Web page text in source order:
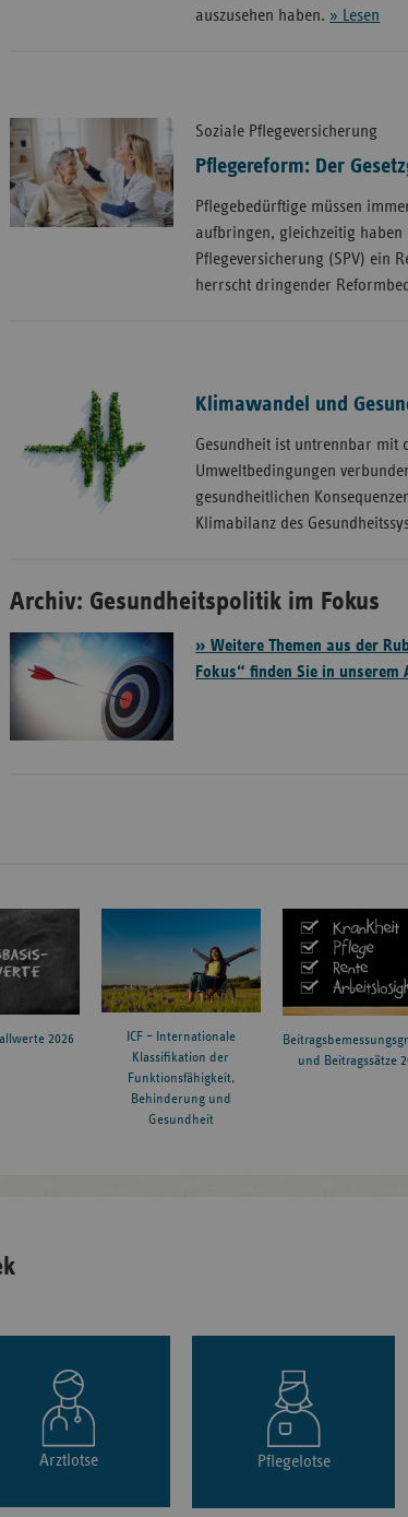
auszusehen haben. » Lesen
Soziale Pflegeversicherung
Pflegereform: Der
Pflegebedürftige müssen
aufbringen, gleichzeitig
Pflegeversicherung (SPV) ein
herrscht dringender
Klimawandel und
Gesundheit ist untrennbar mit
Umweltbedingungen
gesundheitlichen
Klimabilanz des
Archiv: Gesundheitspolitik im Fokus
» Weitere Themen aus der
Fokus“ finden Sie in unserem
2026
ICF – Internationale
Klassifikation der
Funktionsfähigkeit,
Behinderung und
Gesundheit
und Beitragssätze
Arztlotse Pflegelotse